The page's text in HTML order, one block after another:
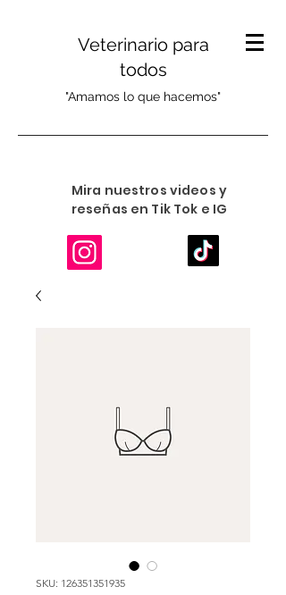
Veterinario para
todos
"Amamos lo que hacemos"
Mira nuestros videos y
reseñas en Tik Tok e IG
SKU: 126351351935